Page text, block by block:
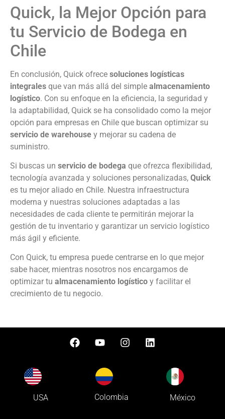
Quick, la Mejor Opción para
tu Servicio de Bodega en
Chile
En conclusión, Quick ofrece soluciones logísticas
integrales que van más allá del simple almacenamiento
logístico. Con su enfoque en la eficiencia, la seguridad y
la adaptabilidad, Quick se ha consolidado como la mejor
opción para empresas en Chile que buscan optimizar su
servicio de warehouse y mejorar su cadena de
suministro.
Si buscas un servicio de bodega que ofrezca flexibilidad,
tecnología avanzada y soluciones personalizadas, Quick
es tu mejor aliado en Chile. Nuestra infraestructura
moderna y nuestras soluciones adaptadas a las
necesidades de cada cliente te permitirán mejorar la
gestión de tu inventario y garantizar un servicio logístico
más ágil y eficiente.
Con Quick, tu empresa puede centrarse en lo que mejor
sabe hacer, mientras nosotros nos encargamos de
optimizar tu almacenamiento logístico y facilitar el
crecimiento de tu negocio.
USA Colombia México